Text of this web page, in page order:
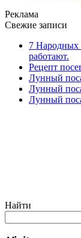
Реклама
Свежие записи
7 Народных
работают.
Рецепт
Лунный
Лунный
Лунный
Найти